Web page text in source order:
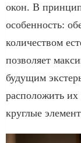
окон. В
особенность:
количеством
позволяет
будущим
расположить
круглые